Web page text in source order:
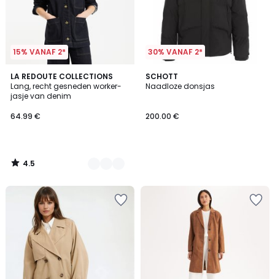
15% VANAF 2*
LA REDOUTE COLLECTIONS
Lang, recht gesneden worker-
jasje van denim
64.99 €
4.5
/ 5
2
Kleuren
4.5
/
30% VANAF 2*
SCHOTT
Naadloze donsjas
200.00 €